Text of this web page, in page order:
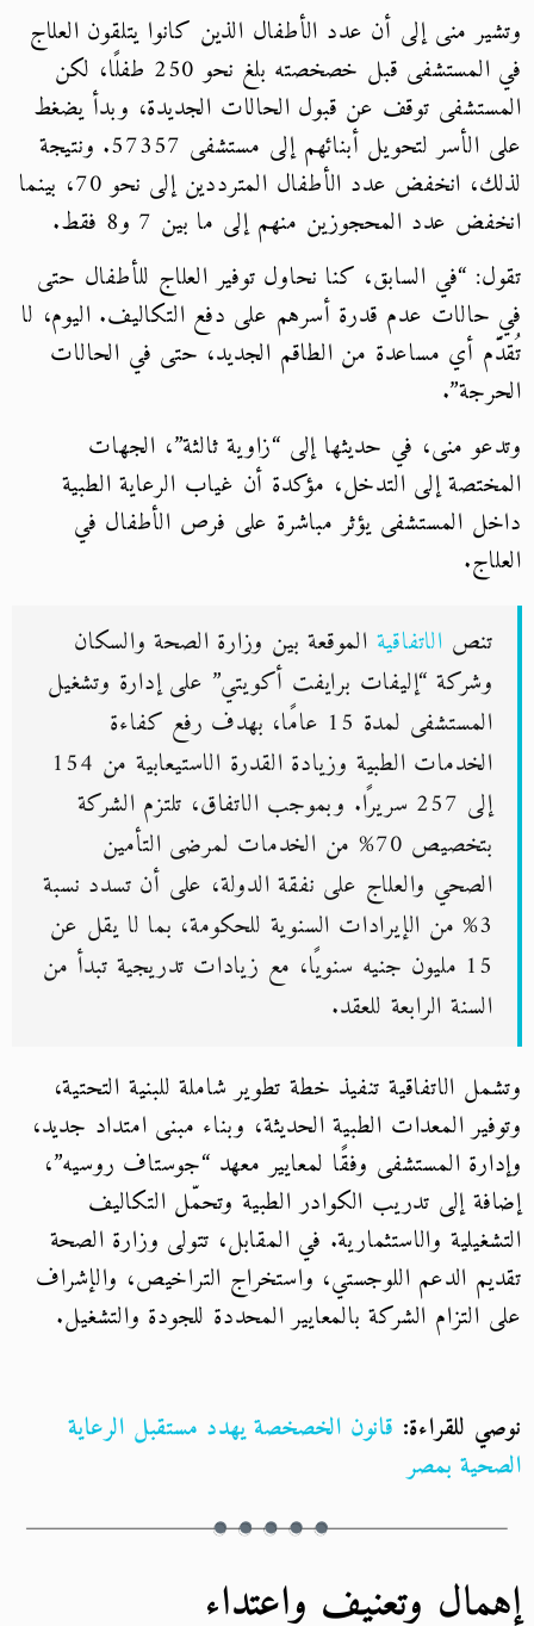
وتشير منى إلى أن عدد الأطفال الذين كانوا يتلقون العلاج
في المستشفى قبل خصخصته بلغ نحو 250 طفلًا، لكن
المستشفى توقف عن قبول الحالات الجديدة، وبدأ يضغط
على الأسر لتحويل أبنائهم إلى مستشفى 57357. ونتيجة
لذلك، انخفض عدد الأطفال المترددين إلى نحو 70، بينما
انخفض عدد المحجوزين منهم إلى ما بين 7 و8 فقط.
تقول: “في السابق، كنا نحاول توفير العلاج للأطفال حتى
في حالات عدم قدرة أسرهم على دفع التكاليف. اليوم، لا
تُقدَّم أي مساعدة من الطاقم الجديد، حتى في الحالات
الحرجة”.
وتدعو منى، في حديثها إلى “زاوية ثالثة”، الجهات
المختصة إلى التدخل، مؤكدة أن غياب الرعاية الطبية
داخل المستشفى يؤثر مباشرة على فرص الأطفال في
العلاج.
تنص الاتفاقية الموقعة بين وزارة الصحة والسكان
وشركة “إليفات برايفت أكويتي” على إدارة وتشغيل
المستشفى لمدة 15 عامًا، بهدف رفع كفاءة
الخدمات الطبية وزيادة القدرة الاستيعابية من 154
إلى 257 سريرًا. وبموجب الاتفاق، تلتزم الشركة
بتخصيص 70% من الخدمات لمرضى التأمين
الصحي والعلاج على نفقة الدولة، على أن تسدد نسبة
3% من الإيرادات السنوية للحكومة، بما لا يقل عن
15 مليون جنيه سنويًا، مع زيادات تدريجية تبدأ من
السنة الرابعة للعقد.
وتشمل الاتفاقية تنفيذ خطة تطوير شاملة للبنية التحتية،
وتوفير المعدات الطبية الحديثة، وبناء مبنى امتداد جديد،
وإدارة المستشفى وفقًا لمعايير معهد “جوستاف روسيه”،
إضافة إلى تدريب الكوادر الطبية وتحمّل التكاليف
التشغيلية والاستثمارية. في المقابل، تتولى وزارة الصحة
تقديم الدعم اللوجستي، واستخراج التراخيص، والإشراف
على التزام الشركة بالمعايير المحددة للجودة والتشغيل.
نوصي للقراءة: قانون الخصخصة يهدد مستقبل الرعاية
الصحية بمصر
إهمال وتعنيف واعتداء